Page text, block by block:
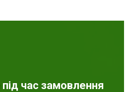
час замовлення